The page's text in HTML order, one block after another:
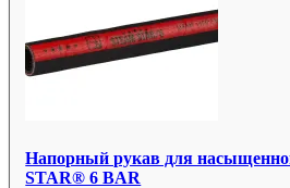
Напорный рукав для
STAR® 6 BAR